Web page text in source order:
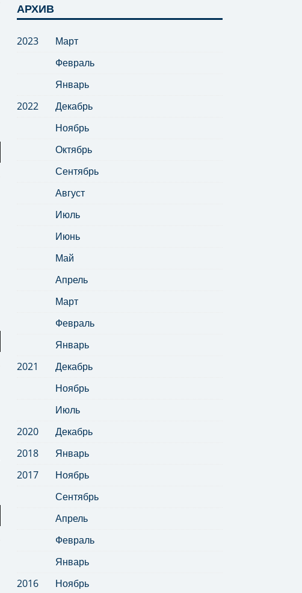
АРХИВ
2023
Март
Февраль
Январь
2022
Декабрь
Ноябрь
Октябрь
Сентябрь
Август
Июль
Июнь
Май
Апрель
Март
Февраль
Январь
2021
Декабрь
Ноябрь
Июль
2020
Декабрь
2018
Январь
2017
Ноябрь
Сентябрь
Апрель
Февраль
Январь
2016
Ноябрь